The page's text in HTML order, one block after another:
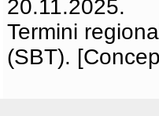
20.11.2025.
Termini
(SBT).